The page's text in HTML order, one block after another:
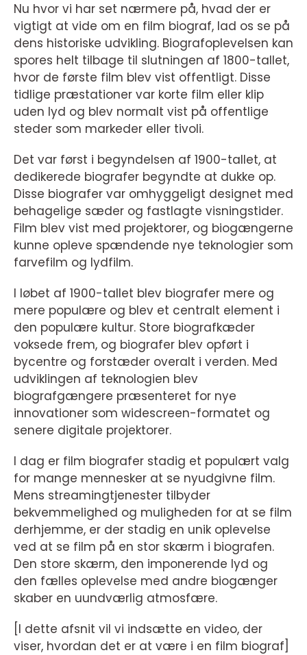
Nu hvor vi har set nærmere på, hvad der er
vigtigt at vide om en film biograf, lad os se på
dens historiske udvikling. Biografoplevelsen kan
spores helt tilbage til slutningen af 1800-tallet,
hvor de første film blev vist offentligt. Disse
tidlige præstationer var korte film eller klip
uden lyd og blev normalt vist på offentlige
steder som markeder eller tivoli.
Det var først i begyndelsen af 1900-tallet, at
dedikerede biografer begyndte at dukke op.
Disse biografer var omhyggeligt designet med
behagelige sæder og fastlagte visningstider.
Film blev vist med projektorer, og biogængerne
kunne opleve spændende nye teknologier som
farvefilm og lydfilm.
I løbet af 1900-tallet blev biografer mere og
mere populære og blev et centralt element i
den populære kultur. Store biografkæder
voksede frem, og biografer blev opført i
bycentre og forstæder overalt i verden. Med
udviklingen af teknologien blev
biografgængere præsenteret for nye
innovationer som widescreen-formatet og
senere digitale projektorer.
I dag er film biografer stadig et populært valg
for mange mennesker at se nyudgivne film.
Mens streamingtjenester tilbyder
bekvemmelighed og muligheden for at se film
derhjemme, er der stadig en unik oplevelse
ved at se film på en stor skærm i biografen.
Den store skærm, den imponerende lyd og
den fælles oplevelse med andre biogænger
skaber en uundværlig atmosfære.
[I dette afsnit vil vi indsætte en video, der
viser, hvordan det er at være i en film biograf]